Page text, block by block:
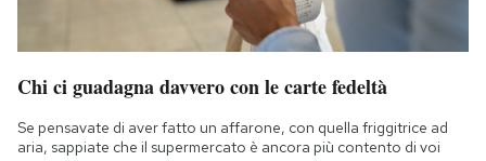
Chi ci guadagna davvero con le carte fedeltà
Se pensavate di aver fatto un affarone, con quella friggitrice ad
aria, sappiate che il supermercato è ancora più contento di voi